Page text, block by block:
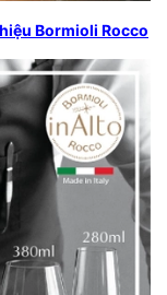
Bormioli Rocco